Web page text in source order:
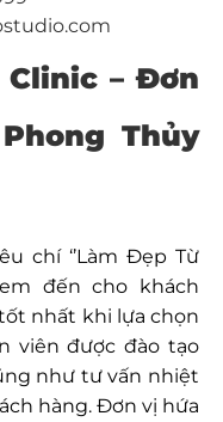
Clinic – Đơn
Thủy
chí ‘’Làm Đẹp Từ
đến cho khách
nhất khi lựa chọn
viên được đào tạo
như tư vấn nhiệt
hàng. Đơn vị hứa